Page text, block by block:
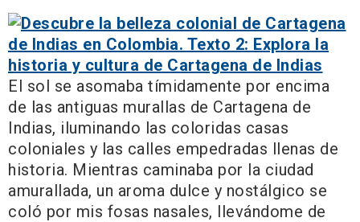
El sol se asomaba tímidamente por encima
de las antiguas murallas de Cartagena de
Indias, iluminando las coloridas casas
coloniales y las calles empedradas llenas de
historia. Mientras caminaba por la ciudad
amurallada, un aroma dulce y nostálgico se
coló por mis fosas nasales, llevándome de